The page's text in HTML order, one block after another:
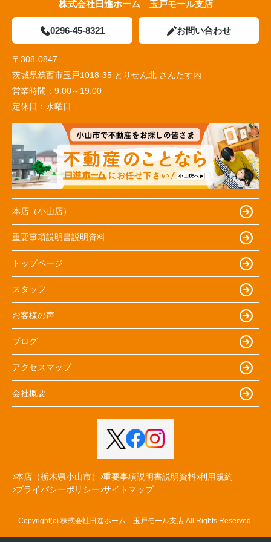
株式会社日進ホーム 玉戸モール支店
0296-45-8321 お問い合わせ
〒308-0847
茨城県筑西市玉戸1018-35 とりせん北 さんたす内
営業時間： 9:00～19:00
定休日： 水曜日
本店（小山店）
重要事項説明書説明資料
トップページ
スタッフ
お客様の声
ブログ
アクセスマップ
会社概要
本店（栃木県小山市） 重要事項説明書説明資料 利用規約
プライバシーポリシー サイトマップ
Copyright(c) 株式会社日進ホーム 玉戸モール支店 All Rights Reserved.